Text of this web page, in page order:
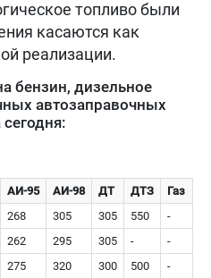
топливо были
касаются как
реализации.
бензин, дизельное
автозаправочных
АИ-95 АИ-98 ДТ ДТЗ
Газ
268 305 305 550
-
262 295 305 -
-
275 320 300 500
-